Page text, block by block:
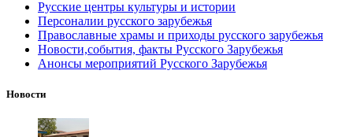
Русские центры культуры и истории
Персоналии русского зарубежья
Православные храмы и приходы русского зарубежья
Новости,события, факты Русского Зарубежья
Анонсы мероприятий Русского Зарубежья
Новости